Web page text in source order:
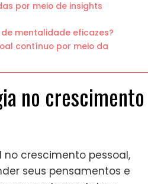
por meio de insights
mentalidade eficazes?
contínuo por meio da
no crescimento
crescimento pessoal,
seus pensamentos e